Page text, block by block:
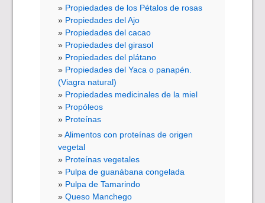
Propiedades de los Pétalos de rosas
Propiedades del Ajo
Propiedades del cacao
Propiedades del girasol
Propiedades del plátano
Propiedades del Yaca o panapén.
(Viagra natural)
Propiedades medicinales de la miel
Propóleos
Proteínas
Alimentos con proteínas de origen
vegetal
Proteínas vegetales
Pulpa de guanábana congelada
Pulpa de Tamarindo
Queso Manchego